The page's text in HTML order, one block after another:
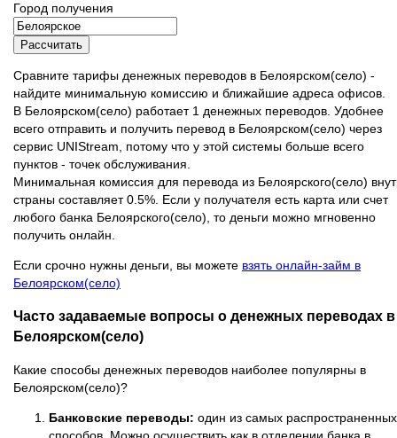
Город получения
Рассчитать
Сравните тарифы денежных переводов в Белоярском(село) -
найдите минимальную комиссию и ближайшие адреса офисов.
В Белоярском(село) работает 1 денежных переводов. Удобнее
всего отправить и получить перевод в Белоярском(село) через
сервис UNIStream, потому что у этой системы больше всего
пунктов - точек обслуживания.
Минимальная комиссия для перевода из Белоярского(село)
страны составляет 0.5%. Если у получателя есть карта или счет
любого банка Белоярского(село), то деньги можно мгновенно
получить онлайн.
Если срочно нужны деньги, вы можете взять онлайн-займ в
Белоярском(село)
Часто задаваемые вопросы о денежных переводах в
Белоярском(село)
Какие способы денежных переводов наиболее популярны в
Белоярском(село)?
Банковские переводы: один из самых распространенных